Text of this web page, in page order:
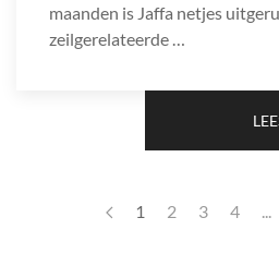
maanden is Jaffa netjes
zeilgerelateerde …
1 2 3 4 ...